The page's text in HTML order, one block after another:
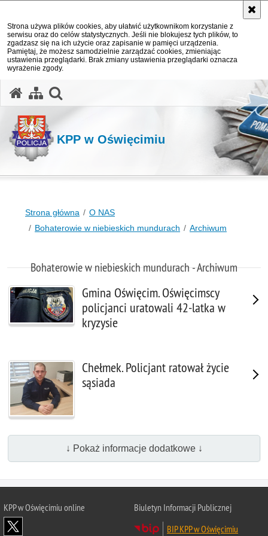
Strona używa plików cookies, aby ułatwić użytkownikom korzystanie z
serwisu oraz do celów statystycznych. Jeśli nie blokujesz tych plików, to
zgadzasz się na ich użycie oraz zapisanie w pamięci urządzenia.
Pamiętaj, że możesz samodzielnie zarządzać cookies, zmieniając
ustawienia przeglądarki. Brak zmiany ustawienia przeglądarki oznacza
wyrażenie zgody.
KPP w Oświęcimiu
Strona główna
O NAS
Bohaterowie w niebieskich mundurach
Archiwum
Bohaterowie w niebieskich mundurach - Archiwum
Gmina Oświęcim. Oświęcimscy
policjanci uratowali 42-latka w
kryzysie
Chełmek. Policjant ratował życie
sąsiada
↓ Pokaż informacje dodatkowe ↓
KPP w Oświęcimiu online
Biuletyn Informacji Publicznej
BIP KPP w Oświęcimiu